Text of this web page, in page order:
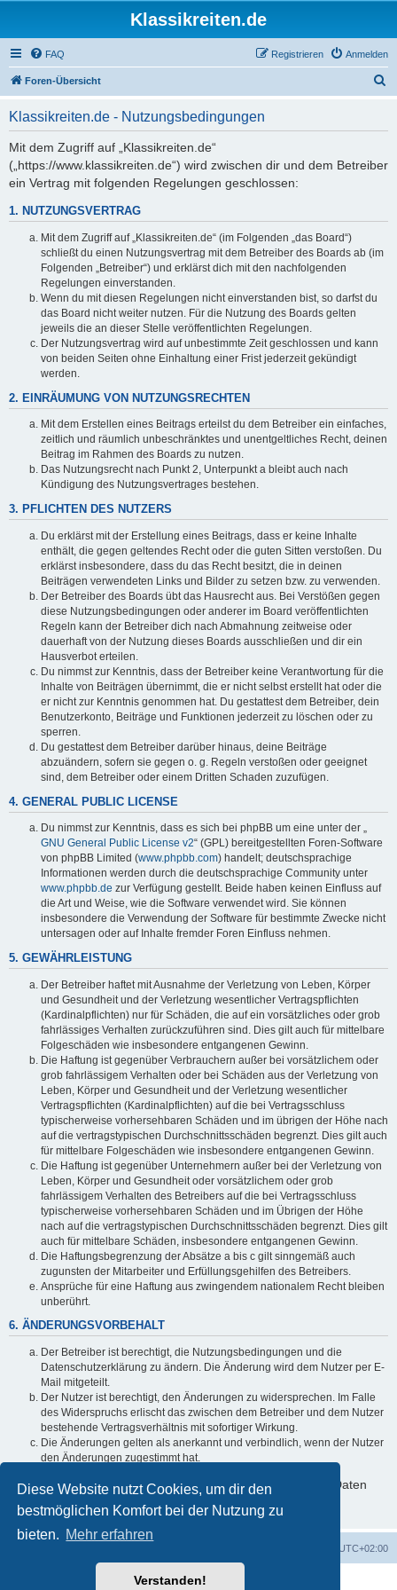
Diese Website nutzt Cookies, um dir den
bestmöglichen Komfort bei der Nutzung zu
bieten. Mehr erfahren
Verstanden!
Klassikreiten.de
FAQ Anmelden
Registrieren
Foren-Übersicht
e
Klassikreiten.de - Nutzungsbedingungen
Mit dem Zugriff auf „Klassikreiten.de“
(„https://www.klassikreiten.de“) wird zwischen dir und dem Betreiber
ein Vertrag mit folgenden Regelungen geschlossen:
1. NUTZUNGSVERTRAG
Mit dem Zugriff auf „Klassikreiten.de“ (im Folgenden „das Board“)
schließt du einen Nutzungsvertrag mit dem Betreiber des Boards ab (im
Folgenden „Betreiber“) und erklärst dich mit den nachfolgenden
Regelungen einverstanden.
Wenn du mit diesen Regelungen nicht einverstanden bist, so darfst du
das Board nicht weiter nutzen. Für die Nutzung des Boards gelten
jeweils die an dieser Stelle veröffentlichten Regelungen.
Der Nutzungsvertrag wird auf unbestimmte Zeit geschlossen und kann
von beiden Seiten ohne Einhaltung einer Frist jederzeit gekündigt
werden.
2. EINRÄUMUNG VON NUTZUNGSRECHTEN
Mit dem Erstellen eines Beitrags erteilst du dem Betreiber ein einfaches,
zeitlich und räumlich unbeschränktes und unentgeltliches Recht, deinen
Beitrag im Rahmen des Boards zu nutzen.
Das Nutzungsrecht nach Punkt 2, Unterpunkt a bleibt auch nach
Kündigung des Nutzungsvertrages bestehen.
3. PFLICHTEN DES NUTZERS
Du erklärst mit der Erstellung eines Beitrags, dass er keine Inhalte
enthält, die gegen geltendes Recht oder die guten Sitten verstoßen. Du
erklärst insbesondere, dass du das Recht besitzt, die in deinen
Beiträgen verwendeten Links und Bilder zu setzen bzw. zu verwenden.
Der Betreiber des Boards übt das Hausrecht aus. Bei Verstößen gegen
diese Nutzungsbedingungen oder anderer im Board veröffentlichten
Regeln kann der Betreiber dich nach Abmahnung zeitweise oder
dauerhaft von der Nutzung dieses Boards ausschließen und dir ein
Hausverbot erteilen.
Du nimmst zur Kenntnis, dass der Betreiber keine Verantwortung für die
Inhalte von Beiträgen übernimmt, die er nicht selbst erstellt hat oder die
er nicht zur Kenntnis genommen hat. Du gestattest dem Betreiber, dein
Benutzerkonto, Beiträge und Funktionen jederzeit zu löschen oder zu
sperren.
Du gestattest dem Betreiber darüber hinaus, deine Beiträge
abzuändern, sofern sie gegen o. g. Regeln verstoßen oder geeignet
sind, dem Betreiber oder einem Dritten Schaden zuzufügen.
4. GENERAL PUBLIC LICENSE
Du nimmst zur Kenntnis, dass es sich bei phpBB um eine unter der „
GNU General Public License v2“ (GPL) bereitgestellten Foren-Software
von phpBB Limited (www.phpbb.com) handelt; deutschsprachige
Informationen werden durch die deutschsprachige Community unter
www.phpbb.de zur Verfügung gestellt. Beide haben keinen Einfluss auf
die Art und Weise, wie die Software verwendet wird. Sie können
insbesondere die Verwendung der Software für bestimmte Zwecke nicht
untersagen oder auf Inhalte fremder Foren Einfluss nehmen.
5. GEWÄHRLEISTUNG
Der Betreiber haftet mit Ausnahme der Verletzung von Leben, Körper
und Gesundheit und der Verletzung wesentlicher Vertragspflichten
(Kardinalpflichten) nur für Schäden, die auf ein vorsätzliches oder grob
fahrlässiges Verhalten zurückzuführen sind. Dies gilt auch für mittelbare
Folgeschäden wie insbesondere entgangenen Gewinn.
Die Haftung ist gegenüber Verbrauchern außer bei vorsätzlichem oder
grob fahrlässigem Verhalten oder bei Schäden aus der Verletzung von
Leben, Körper und Gesundheit und der Verletzung wesentlicher
Vertragspflichten (Kardinalpflichten) auf die bei Vertragsschluss
typischerweise vorhersehbaren Schäden und im übrigen der Höhe nach
auf die vertragstypischen Durchschnittsschäden begrenzt. Dies gilt auch
für mittelbare Folgeschäden wie insbesondere entgangenen Gewinn.
Die Haftung ist gegenüber Unternehmern außer bei der Verletzung von
Leben, Körper und Gesundheit oder vorsätzlichem oder grob
fahrlässigem Verhalten des Betreibers auf die bei Vertragsschluss
typischerweise vorhersehbaren Schäden und im Übrigen der Höhe
nach auf die vertragstypischen Durchschnittsschäden begrenzt. Dies gilt
auch für mittelbare Schäden, insbesondere entgangenen Gewinn.
Die Haftungsbegrenzung der Absätze a bis c gilt sinngemäß auch
zugunsten der Mitarbeiter und Erfüllungsgehilfen des Betreibers.
Ansprüche für eine Haftung aus zwingendem nationalem Recht bleiben
unberührt.
6. ÄNDERUNGSVORBEHALT
Der Betreiber ist berechtigt, die Nutzungsbedingungen und die
Datenschutzerklärung zu ändern. Die Änderung wird dem Nutzer per E-
Mail mitgeteilt.
Der Nutzer ist berechtigt, den Änderungen zu widersprechen. Im Falle
des Widerspruchs erlischt das zwischen dem Betreiber und dem Nutzer
bestehende Vertragsverhältnis mit sofortiger Wirkung.
Die Änderungen gelten als anerkannt und verbindlich, wenn der Nutzer
den Änderungen zugestimmt hat.
Informationen über den Umgang mit deinen persönlichen Daten
sind in der Datenschutzerklärung enthalten.
UTC+02:00
Powered byphpBB® Forum Software © phpBB Limited